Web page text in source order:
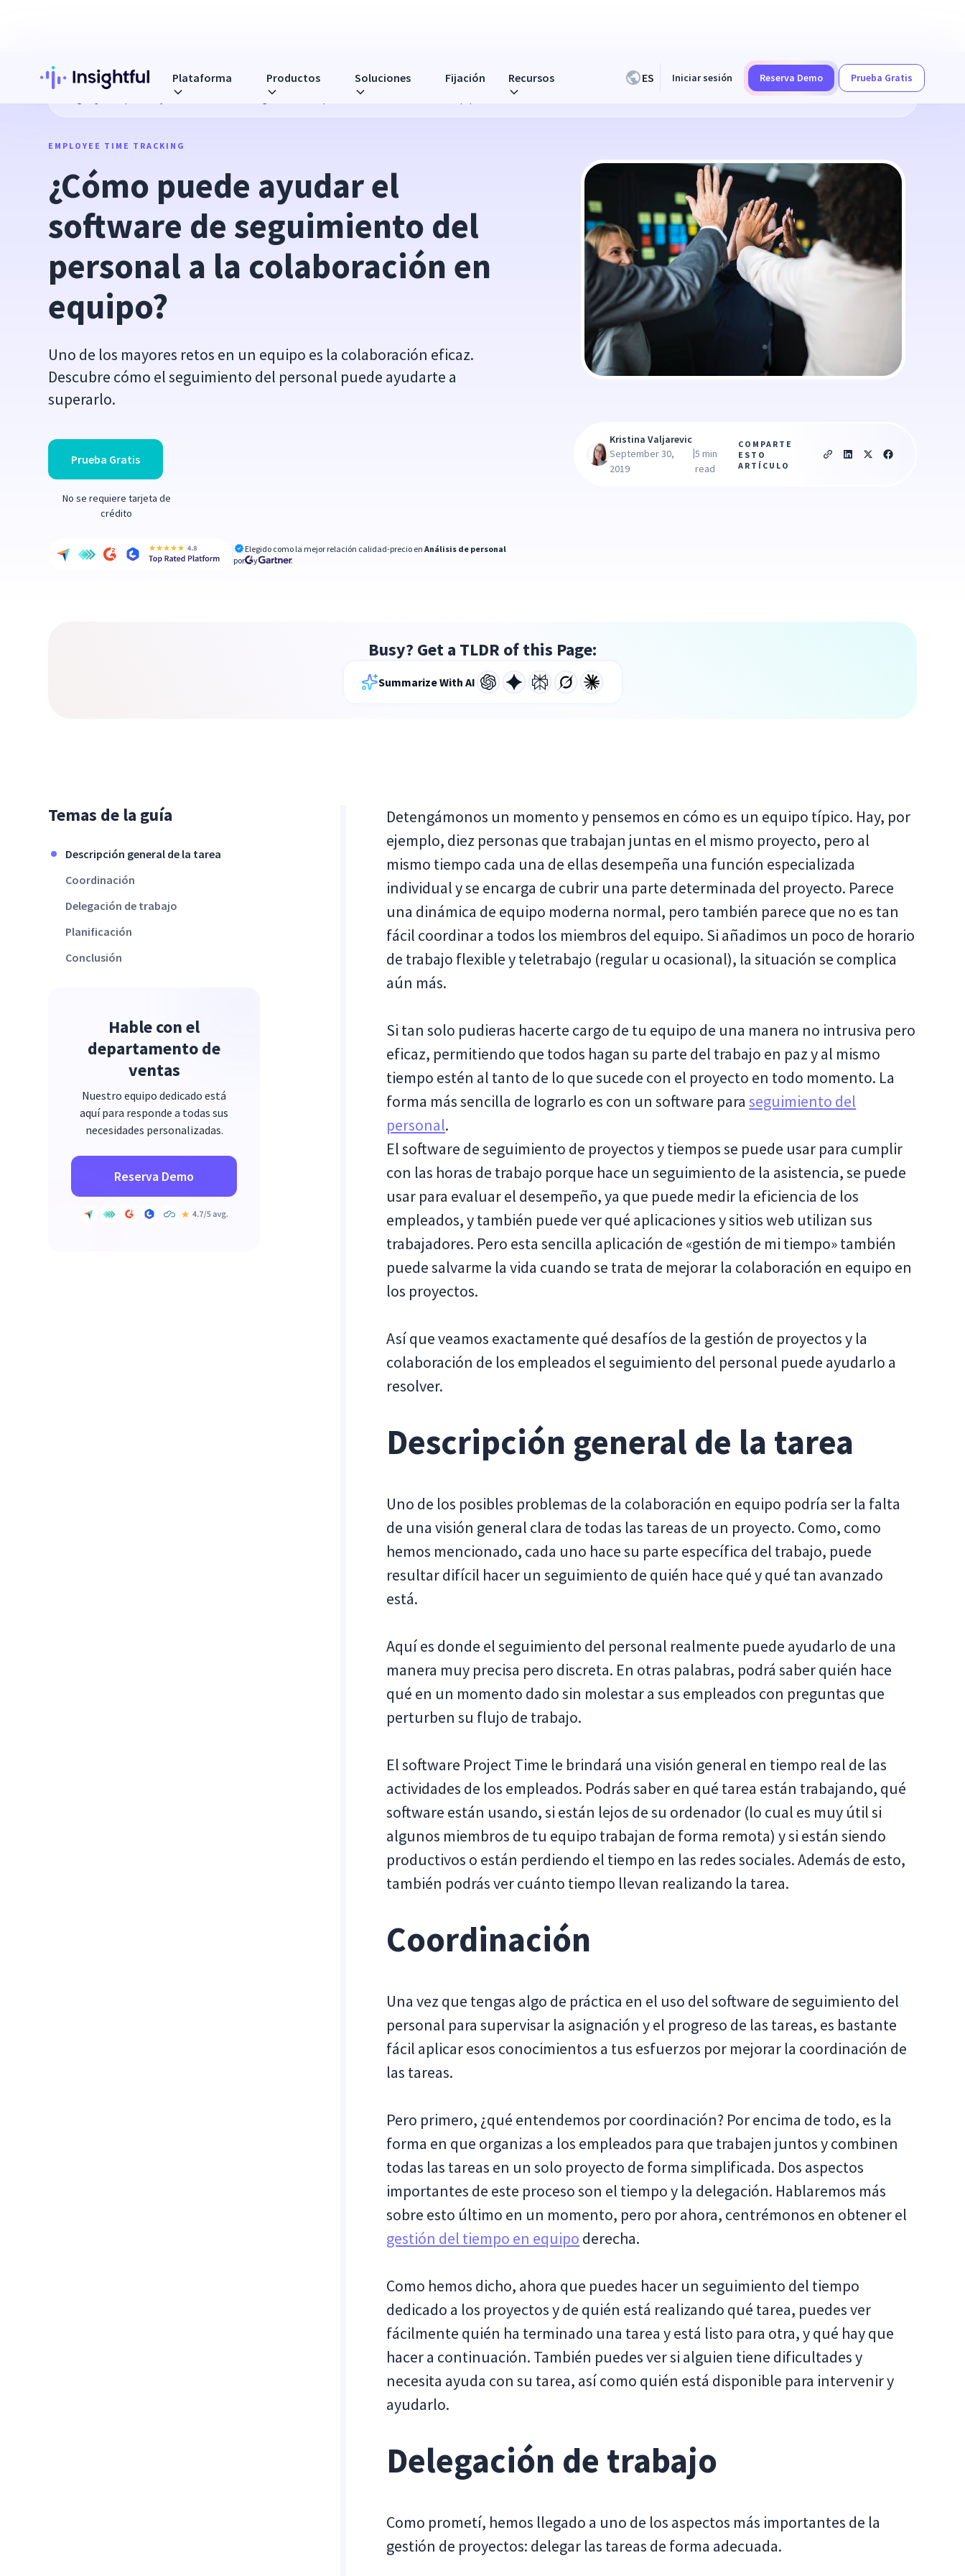
Plataforma Productos Soluciones Fijación Recursos ES Iniciar sesión Reserva Demo
Prueba Gratis
¿Cómo puede ayudar el software de seguimiento del personal a la colaboración en equipo?
EMPLOYEE TIME TRACKING
¿Cómo puede ayudar el
software de seguimiento del
personal a la colaboración en
equipo?
Uno de los mayores retos en un equipo es la colaboración eficaz.
Descubre cómo el seguimiento del personal puede ayudarte a
superarlo.
Prueba Gratis
No se requiere tarjeta de
crédito
Elegido como la mejor relación calidad-precio enAnálisis de personal
por
y
Kristina Valjarevic
September 30,
2019
|5 min
read
COMPARTE
ESTO
ARTÍCULO
Busy? Get a TLDR of this Page:
Summarize With AI
Temas de la guía
Descripción general de la tarea
Coordinación
Delegación de trabajo
Planificación
Conclusión
Hable con el
departamento de
ventas
Nuestro equipo dedicado está
aquí para responde a todas sus
necesidades personalizadas.
Reserva Demo
Detengámonos un momento y pensemos en cómo es un equipo típico. Hay, por
ejemplo, diez personas que trabajan juntas en el mismo proyecto, pero al
mismo tiempo cada una de ellas desempeña una función especializada
individual y se encarga de cubrir una parte determinada del proyecto. Parece
una dinámica de equipo moderna normal, pero también parece que no es tan
fácil coordinar a todos los miembros del equipo. Si añadimos un poco de horario
de trabajo flexible y teletrabajo (regular u ocasional), la situación se complica
aún más.
Si tan solo pudieras hacerte cargo de tu equipo de una manera no intrusiva pero
eficaz, permitiendo que todos hagan su parte del trabajo en paz y al mismo
tiempo estén al tanto de lo que sucede con el proyecto en todo momento. La
forma más sencilla de lograrlo es con un software paraseguimiento del
personal.
El software de seguimiento de proyectos y tiempos se puede usar para cumplir
con las horas de trabajo porque hace un seguimiento de la asistencia, se puede
usar para evaluar el desempeño, ya que puede medir la eficiencia de los
empleados, y también puede ver qué aplicaciones y sitios web utilizan sus
trabajadores. Pero esta sencilla aplicación de «gestión de mi tiempo» también
puede salvarme la vida cuando se trata de mejorar la colaboración en equipo en
los proyectos.
Así que veamos exactamente qué desafíos de la gestión de proyectos y la
colaboración de los empleados el seguimiento del personal puede ayudarlo a
resolver.
Descripción general de la tarea
Uno de los posibles problemas de la colaboración en equipo podría ser la falta
de una visión general clara de todas las tareas de un proyecto. Como, como
hemos mencionado, cada uno hace su parte específica del trabajo, puede
resultar difícil hacer un seguimiento de quién hace qué y qué tan avanzado
está.
Aquí es donde el seguimiento del personal realmente puede ayudarlo de una
manera muy precisa pero discreta. En otras palabras, podrá saber quién hace
qué en un momento dado sin molestar a sus empleados con preguntas que
perturben su flujo de trabajo.
El software Project Time le brindará una visión general en tiempo real de las
actividades de los empleados. Podrás saber en qué tarea están trabajando, qué
software están usando, si están lejos de su ordenador (lo cual es muy útil si
algunos miembros de tu equipo trabajan de forma remota) y si están siendo
productivos o están perdiendo el tiempo en las redes sociales. Además de esto,
también podrás ver cuánto tiempo llevan realizando la tarea.
Coordinación
Una vez que tengas algo de práctica en el uso del software de seguimiento del
personal para supervisar la asignación y el progreso de las tareas, es bastante
fácil aplicar esos conocimientos a tus esfuerzos por mejorar la coordinación de
las tareas.
Pero primero, ¿qué entendemos por coordinación? Por encima de todo, es la
forma en que organizas a los empleados para que trabajen juntos y combinen
todas las tareas en un solo proyecto de forma simplificada. Dos aspectos
importantes de este proceso son el tiempo y la delegación. Hablaremos más
sobre esto último en un momento, pero por ahora, centrémonos en obtener el
gestión del tiempo en equipo derecha.
Como hemos dicho, ahora que puedes hacer un seguimiento del tiempo
dedicado a los proyectos y de quién está realizando qué tarea, puedes ver
fácilmente quién ha terminado una tarea y está listo para otra, y qué hay que
hacer a continuación. También puedes ver si alguien tiene dificultades y
necesita ayuda con su tarea, así como quién está disponible para intervenir y
ayudarlo.
Delegación de trabajo
Como prometí, hemos llegado a uno de los aspectos más importantes de la
gestión de proyectos: delegar las tareas de forma adecuada.